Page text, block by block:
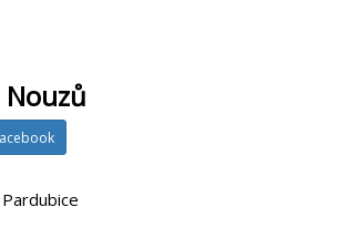
Nouzů